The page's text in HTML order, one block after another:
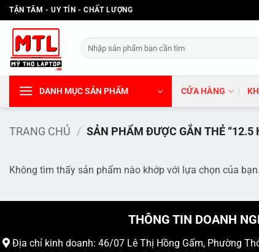
Bỏ
qua
dung
TẬN TÂM - UY TÍN - CHẤT LƯỢNG
Tìm
kiếm:
DANH MỤC SẢN PHẨM CỬA HÀNG
TRANG CHỦ / SẢN PHẨM ĐƯỢC GẮN THẺ “12.5
Không tìm thấy sản phẩm nào khớp với lựa chọn của bạn.
THÔNG TIN DOANH
Địa chỉ kinh doanh: 46/07 Lê Thị Hồng Gấm, Phường